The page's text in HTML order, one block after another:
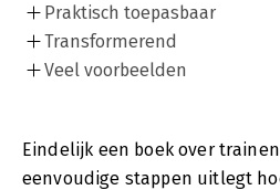
Praktisch toepasbaar
Transformerend
Veel voorbeelden
Eindelijk een boek over
eenvoudige stappen uitlegt